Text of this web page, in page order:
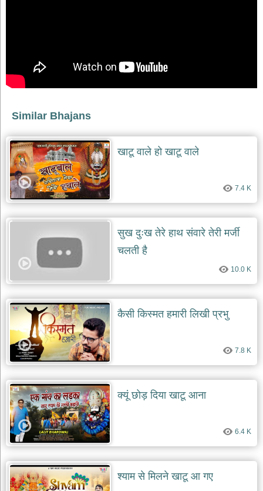
gurudev
bhajans
विविध
miscellaneous
bhajans
विष्णु
भजन
vishnu
bhajans
बाबा
बालक
नाथ
nath
bhajans
देश
भक्ति
भजन
patriotic
bhajans
खाटू
श्याम
khatu
shaym
bhajans
रानी
सती
दादी
rani
sati
dadi
bhajans
Similar Bhajans
खाटू वाले हो खाटू वाले
7.4 K
सुख दुःख तेरे हाथ संवारे तेरी मर्जी
चलती है
10.0 K
कैसी किस्मत हमारी लिखी प्रभु
7.8 K
क्यूं छोड़ दिया खाटू आना
6.4 K
श्याम से मिलने खाटू आ गए